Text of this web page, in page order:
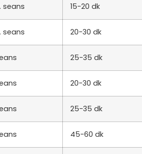
seans 15-20 dk
seans 20-30 dk
25-35 dk
20-30 dk
25-35 dk
45-60 dk